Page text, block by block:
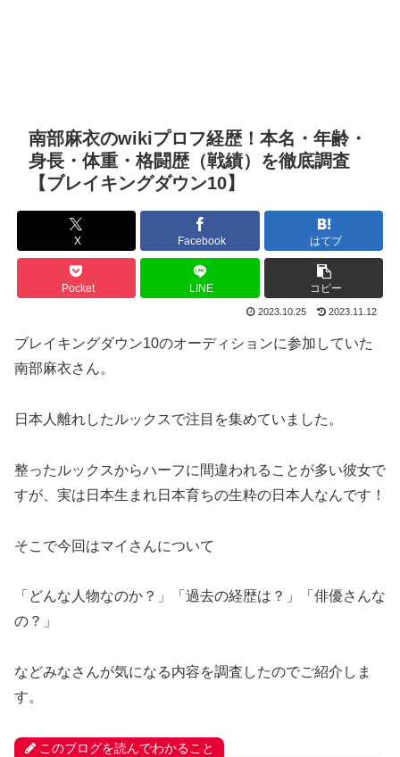
南部麻衣のwikiプロフ経歴！本名・年齢・
身長・体重・格闘歴（戦績）を徹底調査
【ブレイキングダウン10】
X Facebook はてブ
Pocket LINE コピー
2023.10.25 2023.11.12
ブレイキングダウン10のオーディションに参加していた
南部麻衣さん。
日本人離れしたルックスで注目を集めていました。
整ったルックスからハーフに間違われることが多い彼女で
すが、実は日本生まれ日本育ちの生粋の日本人なんです！
そこで今回はマイさんについて
「どんな人物なのか？」「過去の経歴は？」「俳優さんな
の？」
などみなさんが気になる内容を調査したのでご紹介しま
す。
このブログを読んでわかること